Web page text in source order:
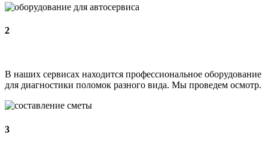
2
В наших сервисах находится профессиональное оборудование
для диагностики поломок разного вида. Мы проведем осмотр.
3